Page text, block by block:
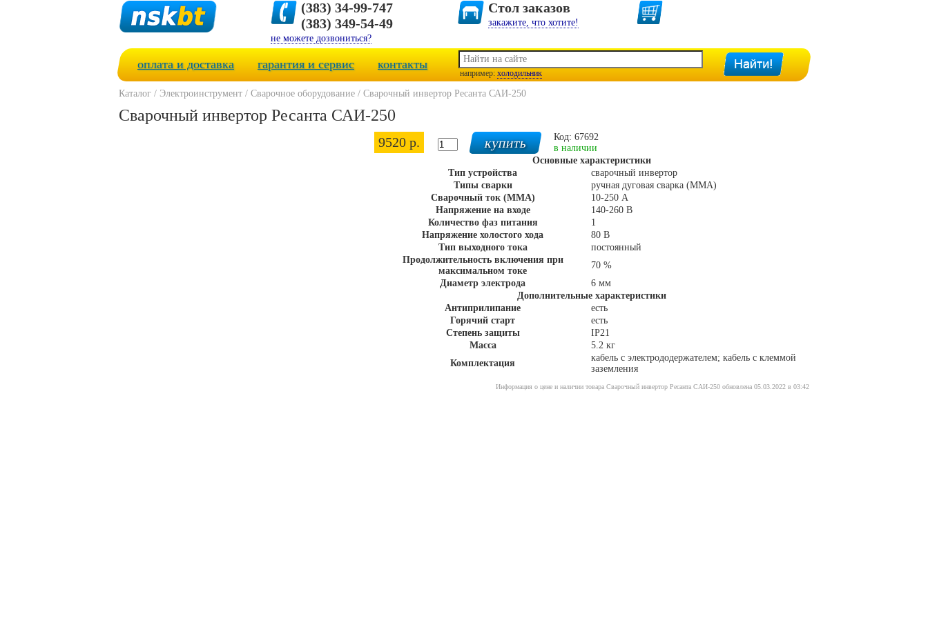
(383) 34-99-747
(383) 349-54-49
не можете дозвониться?
Стол заказов
закажите, что хотите!
оплата и доставка гарантия и сервис контакты
например: холодильник
Каталог / Электроинструмент / Сварочное оборудование / Сварочный инвертор Ресанта САИ-250
Сварочный инвертор Ресанта САИ-250
9520 р.
Код: 67692
в наличии
Основные характеристики
Тип устройства
сварочный инвертор
Типы сварки
ручная дуговая сварка (MMA)
Сварочный ток (MMA)
10-250 А
Напряжение на входе
140-260 В
Количество фаз питания
1
Напряжение холостого хода
80 В
Тип выходного тока
постоянный
Продолжительность включения при
максимальном токе
70 %
Диаметр электрода
6 мм
Дополнительные характеристики
Антиприлипание
есть
Горячий старт
есть
Степень защиты
IP21
Масса
5.2 кг
Комплектация
кабель с электрододержателем; кабель с клеммой
заземления
Информация о цене и наличии товара Сварочный инвертор Ресанта САИ-250 обновлена 05.03.2022 в 03:42